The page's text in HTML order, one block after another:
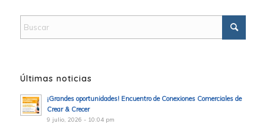
Últimas noticias
¡Grandes oportunidades! Encuentro de Conexiones Comerciales de
Crear & Crecer
9 julio, 2026 - 10:04 pm